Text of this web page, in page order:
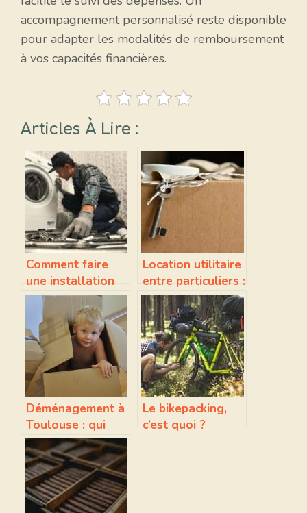
accompagnement personnalisé reste disponible
pour adapter les modalités de remboursement
à vos capacités financières.
Articles À Lire :
Comment faire
une installation
de plomberie à
Sevran ?
Location utilitaire
entre particuliers :
qu'est-ce que
c'est ?
Déménagement à
Toulouse : qui
devriez-vous
contacter ?
Le bikepacking,
c’est quoi ?